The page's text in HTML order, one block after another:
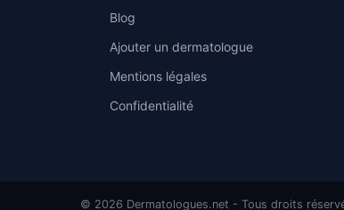
Blog
Ajouter un dermatologue
Mentions légales
Confidentialité
© 2026 Dermatologues.net - Tous droits